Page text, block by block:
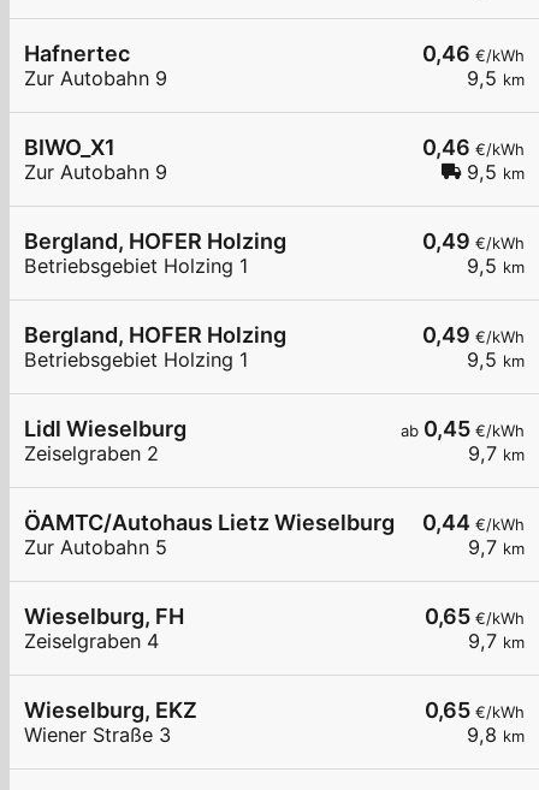
0,46 €/kWh
9,5 km
Hafnertec
Zur Autobahn 9
0,46 €/kWh
9,5 km
BIWO_X1
Zur Autobahn 9
0,49 €/kWh
9,5 km
Bergland, HOFER Holzing
Betriebsgebiet Holzing 1
0,49 €/kWh
9,5 km
Bergland, HOFER Holzing
Betriebsgebiet Holzing 1
ab 0,45 €/kWh
9,7 km
Lidl Wieselburg
Zeiselgraben 2
0,44 €/kWh
9,7 km
ÖAMTC/Autohaus Lietz Wieselburg
Zur Autobahn 5
0,65 €/kWh
9,7 km
Wieselburg, FH
Zeiselgraben 4
0,65 €/kWh
9,8 km
Wieselburg, EKZ
Wiener Straße 3